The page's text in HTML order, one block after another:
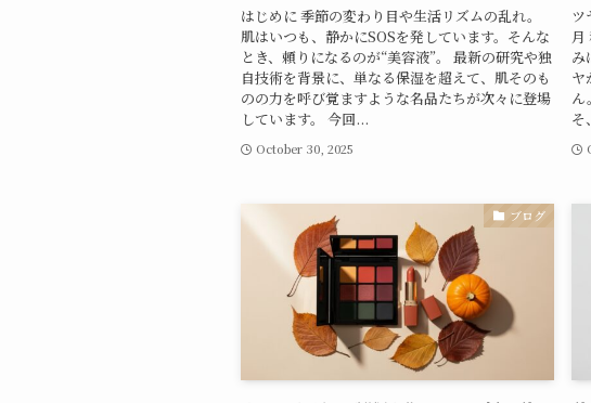
はじめに 季節の変わり目や生活リズムの乱れ。
肌はいつも、静かにSOSを発しています。そんな
とき、頼りになるのが“美容液”。 最新の研究や独
自技術を背景に、単なる保湿を超えて、肌そのも
のの力を呼び覚ますような名品たちが次々に登場
しています。 今回...
October 30, 2025
ツ
月
み
ヤ
ん
そ
ブログ